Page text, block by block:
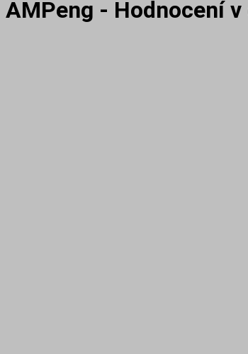
AMPeng - Hodnocení v